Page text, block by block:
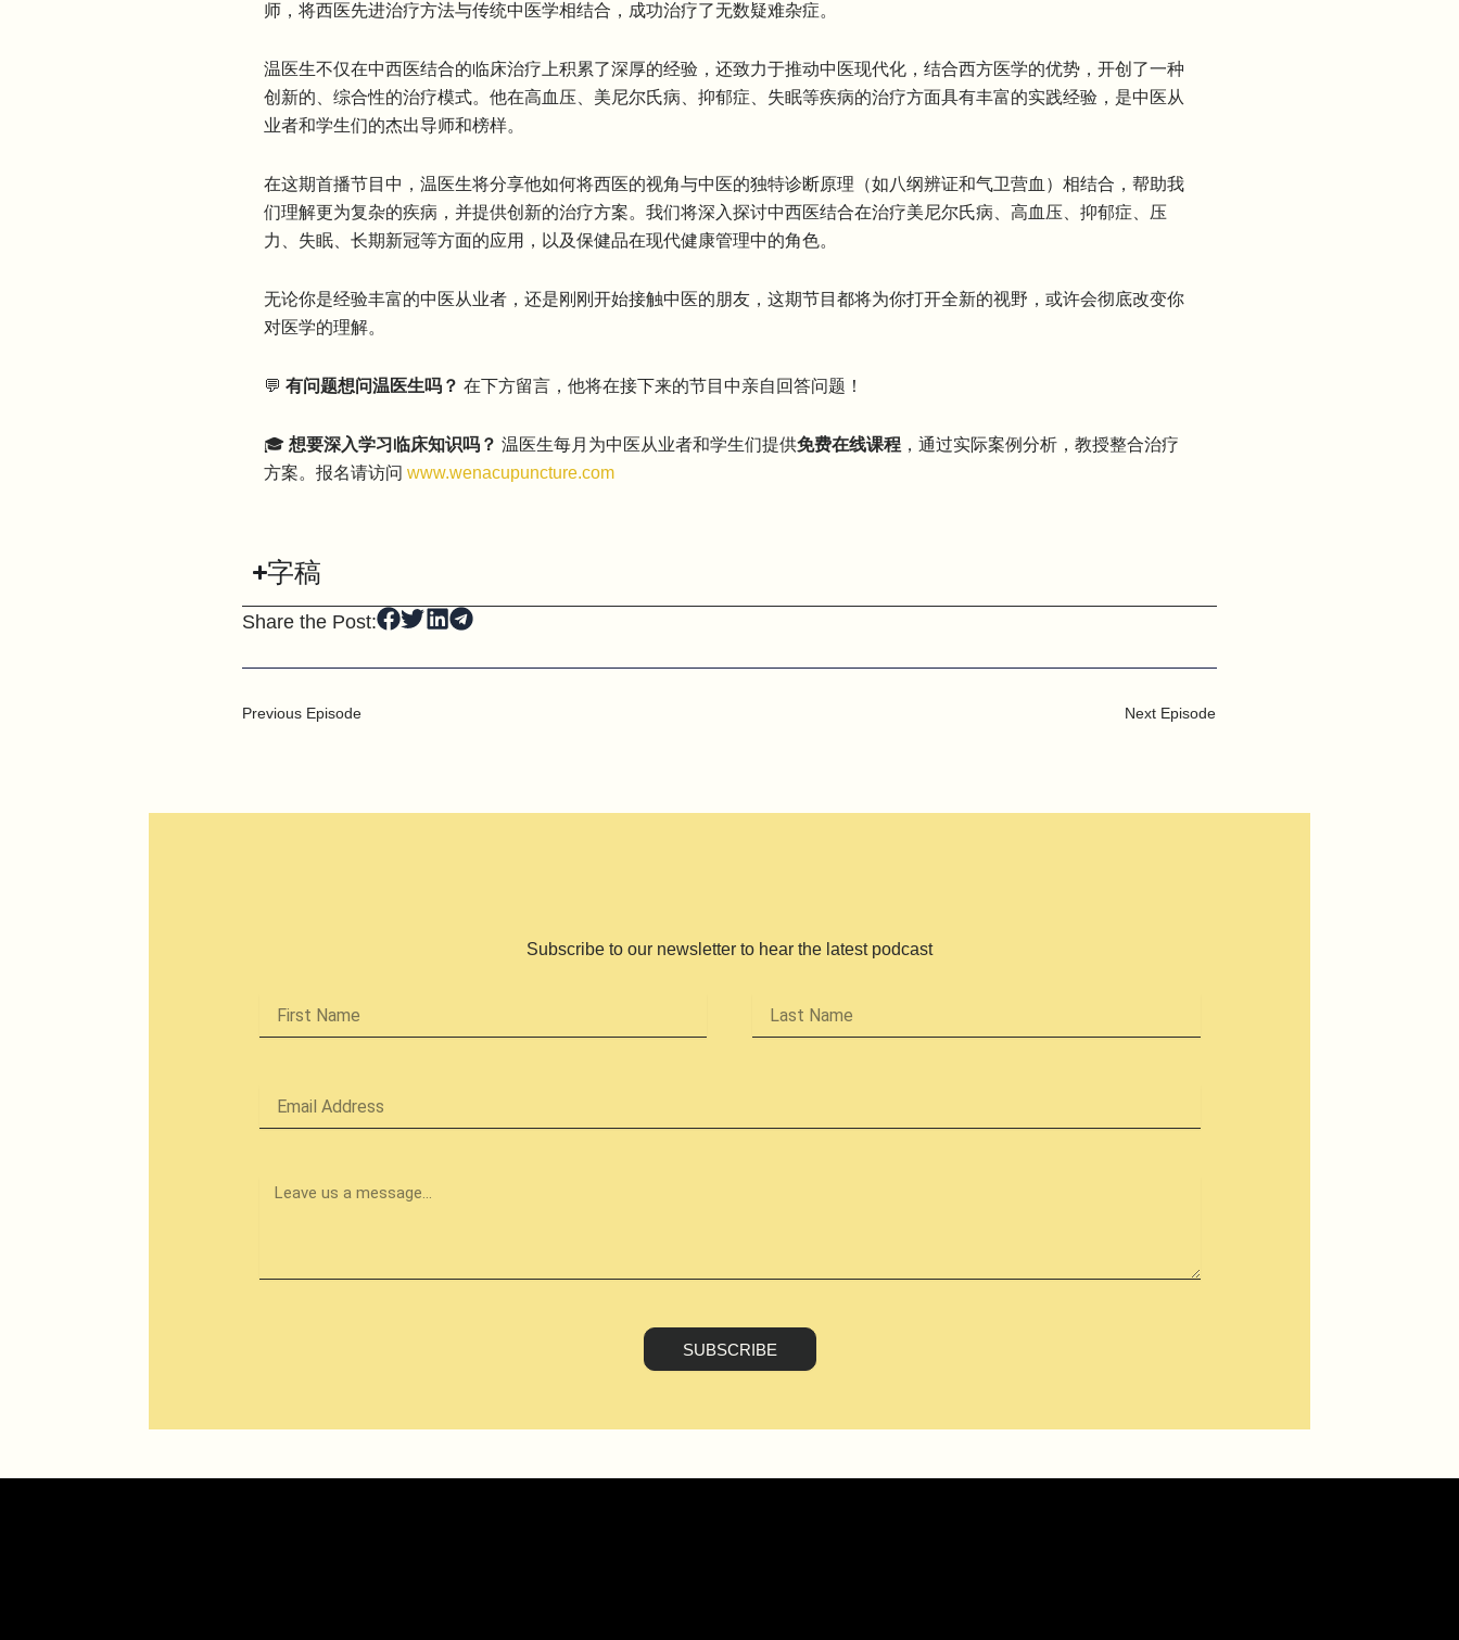
师，将西医先进治疗方法与传统中医学相结合，成功治疗了无数疑难杂症。
温医生不仅在中西医结合的临床治疗上积累了深厚的经验，还致力于推动中医现代化，结合西方医学的优势，开创了一种
创新的、综合性的治疗模式。他在高血压、美尼尔氏病、抑郁症、失眠等疾病的治疗方面具有丰富的实践经验，是中医从
业者和学生们的杰出导师和榜样。
在这期首播节目中，温医生将分享他如何将西医的视角与中医的独特诊断原理（如八纲辨证和气卫营血）相结合，帮助我
们理解更为复杂的疾病，并提供创新的治疗方案。我们将深入探讨中西医结合在治疗美尼尔氏病、高血压、抑郁症、压
力、失眠、长期新冠等方面的应用，以及保健品在现代健康管理中的角色。
无论你是经验丰富的中医从业者，还是刚刚开始接触中医的朋友，这期节目都将为你打开全新的视野，或许会彻底改变你
对医学的理解。
💬 有问题想问温医生吗？ 在下方留言，他将在接下来的节目中亲自回答问题！
🎓 想要深入学习临床知识吗？ 温医生每月为中医从业者和学生们提供免费在线课程，通过实际案例分析，教授整合治疗
方案。报名请访问 www.wenacupuncture.com
字稿
Share the Post:
Previous Episode Next Episode
Subscribe to our newsletter to hear the latest podcast
First
Name
Last
Name
Email
Leave
SUBSCRIBE